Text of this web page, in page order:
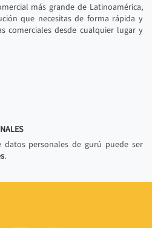
más grande de Latinoamérica,
que necesitas de forma rápida y
comerciales desde cualquier lugar y
personales de gurú puede ser
.